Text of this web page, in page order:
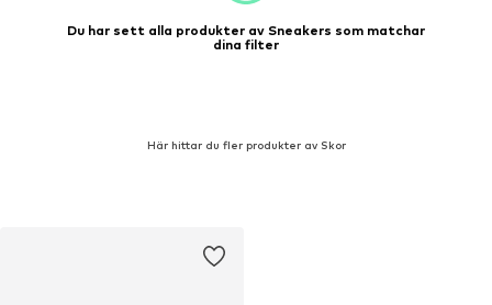
Du har sett alla produkter av Sneakers som matchar
dina filter
Här hittar du fler produkter av Skor